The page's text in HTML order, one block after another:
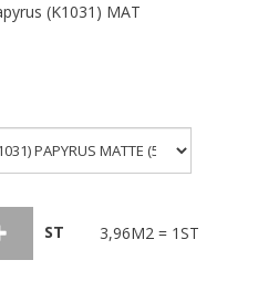
(K1031) MAT
ST 3,96M2 = 1ST